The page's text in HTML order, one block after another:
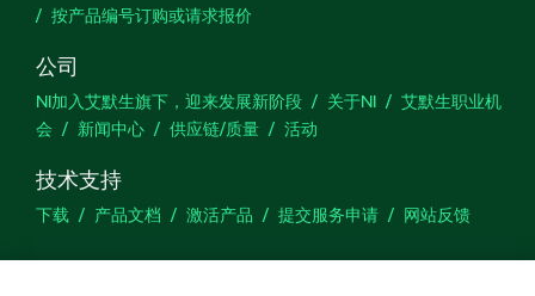
按产品编号订购或请求报价
公司
NI加入艾默生旗下，迎来发展新阶段 关于NI
艾默生职业机
会
新闻中心 供应链/质量 活动
技术支持
下载 产品文档 激活产品 提交服务申请 网站反馈